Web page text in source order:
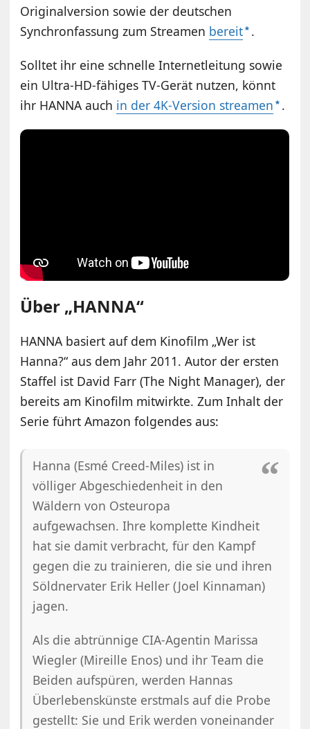
Originalversion sowie der deutschen
Synchronfassung zum Streamen bereit .
Solltet ihr eine schnelle Internetleitung sowie
ein Ultra-HD-fähiges TV-Gerät nutzen, könnt
ihr HANNA auch in der 4K-Version streamen .
Über „HANNA“
HANNA basiert auf dem Kinofilm „Wer ist
Hanna?“ aus dem Jahr 2011. Autor der ersten
Staffel ist David Farr (The Night Manager), der
bereits am Kinofilm mitwirkte. Zum Inhalt der
Serie führt Amazon folgendes aus:
Hanna (Esmé Creed-Miles) ist in
völliger Abgeschiedenheit in den
Wäldern von Osteuropa
aufgewachsen. Ihre komplette Kindheit
hat sie damit verbracht, für den Kampf
gegen die zu trainieren, die sie und ihren
Söldnervater Erik Heller (Joel Kinnaman)
jagen.
Als die abtrünnige CIA-Agentin Marissa
Wiegler (Mireille Enos) und ihr Team die
Beiden aufspüren, werden Hannas
Überlebenskünste erstmals auf die Probe
gestellt: Sie und Erik werden voneinander